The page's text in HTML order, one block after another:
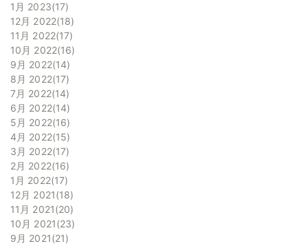
1月 2023 17
12月 2022 18
11月 2022 17
10月 2022 16
9月 2022 14
8月 2022 17
7月 2022 14
6月 2022 14
5月 2022 16
4月 2022 15
3月 2022 17
2月 2022 16
1月 2022 17
12月 2021 18
11月 2021 20
10月 2021 23
9月 2021 21